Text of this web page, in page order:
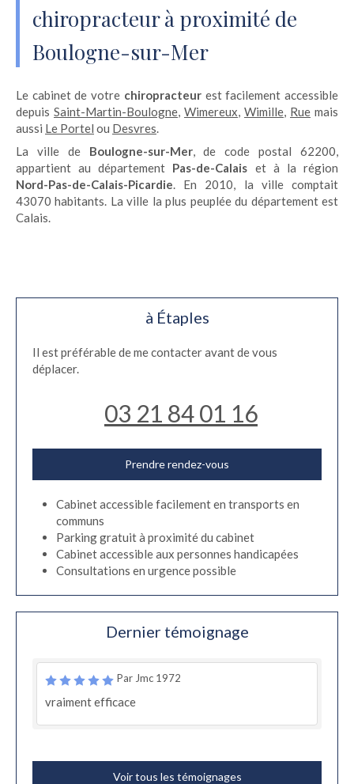
chiropracteur à proximité de
Boulogne-sur-Mer
Le cabinet de votre chiropracteurest facilement accessible
depuis Saint-Martin-Boulogne, Wimereux, Wimille, Rue mais
aussi Le Portel ou Desvres.
La ville de Boulogne-sur-Mer, de code postal 62200,
appartient au département Pas-de-Calais et à la région
Nord-Pas-de-Calais-Picardie. En 2010, la ville comptait
43070 habitants. La ville la plus peuplée du département est
Calais.
à Étaples
Il est préférable de me contacter avant de vous
déplacer.
03 21 84 01 16
Prendre rendez-vous
Cabinet accessible facilement en transports en
communs
Parking gratuit à proximité du cabinet
Cabinet accessible aux personnes handicapées
Consultations en urgence possible
Dernier témoignage
Par Jmc 1972
vraiment efficace
Voir tous les témoignages